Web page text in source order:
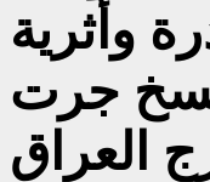
وأثرية
جرت
العراق